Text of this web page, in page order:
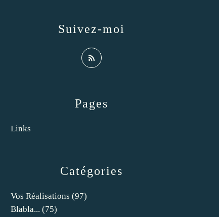
Catégories
Vos Réalisations (97)
Blabla... (75)
Pages
Links
Suivez-moi